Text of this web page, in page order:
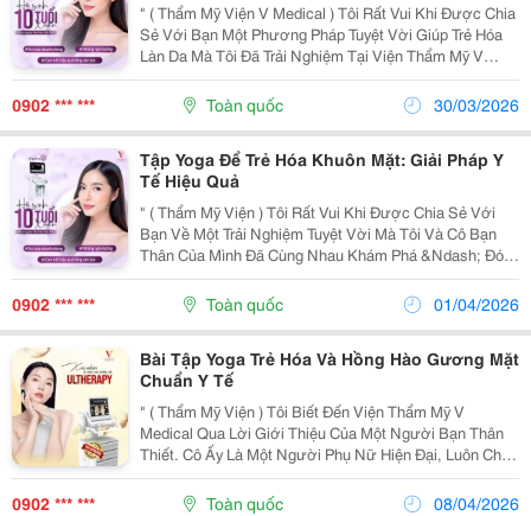
" ( Thẩm Mỹ Viện V Medical ) Tôi Rất Vui Khi Được Chia
Sẻ Với Bạn Một Phương Pháp Tuyệt Vời Giúp Trẻ Hóa
Làn Da Mà Tôi Đã Trải Nghiệm Tại Viện Thẩm Mỹ V
Medical &Ndash; Đó Chính Là Yoga Trẻ Hóa Làn Da. Đây
Không Chỉ Là Một Liệu Pháp Làm Đẹp, Mà Còn...
0902 *** *** Toàn quốc 30/03/2026
Tập Yoga Để Trẻ Hóa Khuôn Mặt: Giải Pháp Y
Tế Hiệu Quả
" ( Thẩm Mỹ Viện ) Tôi Rất Vui Khi Được Chia Sẻ Với
Bạn Về Một Trải Nghiệm Tuyệt Vời Mà Tôi Và Cô Bạn
Thân Của Mình Đã Cùng Nhau Khám Phá &Ndash; Đó
Là Việc Tập Yoga Để Trẻ Hóa Khuôn Mặt Tại Viện Thẩm
Mỹ V Medical. Đây Là Một Phương Pháp Chăm Sóc
0902 *** *** Toàn quốc 01/04/2026
Bài Tập Yoga Trẻ Hóa Và Hồng Hào Gương Mặt
Chuẩn Y Tế
" ( Thẩm Mỹ Viện ) Tôi Biết Đến Viện Thẩm Mỹ V
Medical Qua Lời Giới Thiệu Của Một Người Bạn Thân
Thiết. Cô Ấy Là Một Người Phụ Nữ Hiện Đại, Luôn Chú
Trọng Đến Việc Chăm Sóc Bản Thân Và Duy Trì Vẻ Đẹp
Tự Nhiên. Một Lần, Khi Tôi Chia Sẻ Về Những Lo...
0902 *** *** Toàn quốc 08/04/2026